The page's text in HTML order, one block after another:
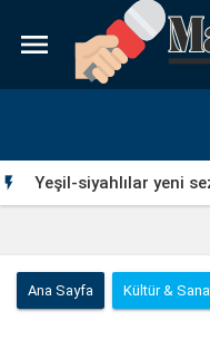

 Yeşil-siyahlılar yeni
Ana Sayfa Kültür &